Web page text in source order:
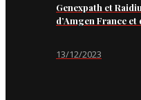
Genexpath et
d’Amgen France
13/12/2023